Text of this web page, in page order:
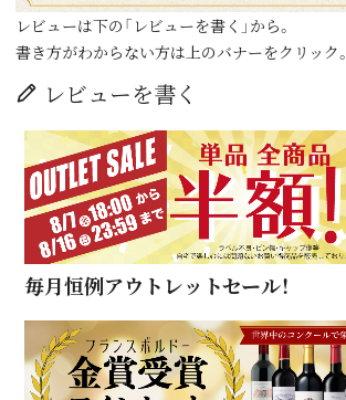
レビューは下の「レビューを書く」から。
書き方がわからない方は上のバナーをクリック。
レビューを書く
毎月恒例アウトレットセール！